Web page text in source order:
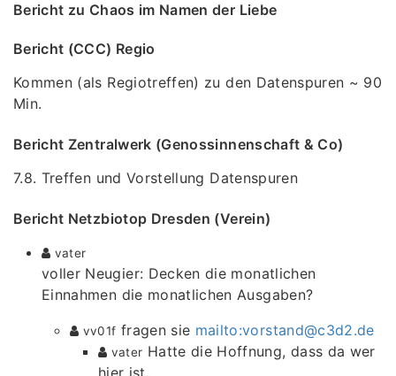
Bericht zu Chaos im Namen der Liebe
Bericht (CCC) Regio
Kommen (als Regiotreffen) zu den Datenspuren ~ 90
Min.
Bericht Zentralwerk (Genossinnenschaft & Co)
7.8. Treffen und Vorstellung Datenspuren
Bericht Netzbiotop Dresden (Verein)
vater
voller Neugier: Decken die monatlichen
Einnahmen die monatlichen Ausgaben?
vv01f fragen sie mailto:vorstand@c3d2.de
vater Hatte die Hoffnung, dass da wer